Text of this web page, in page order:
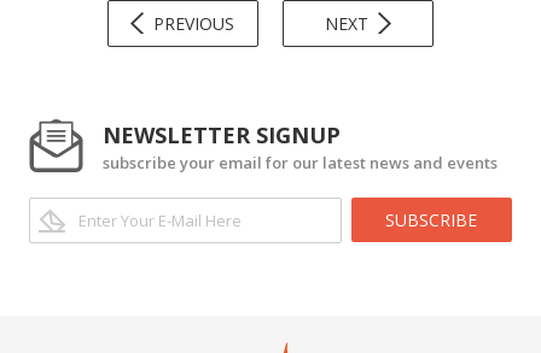
PREVIOUS NEXT
NEWSLETTER SIGNUP
subscribe your email for our latest news and events
SUBSCRIBE